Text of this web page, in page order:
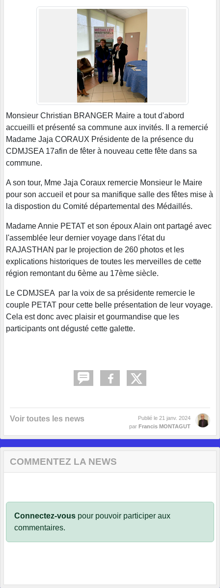
Monsieur Christian BRANGER Maire a tout d'abord
accueilli et présenté sa commune aux invités. Il a remercié
Madame Jaja CORAUX Présidente de la présence du
CDMJSEA 17afin de fêter à nouveau cette fête dans sa
commune.
A son tour, Mme Jaja Coraux remercie Monsieur le Maire
pour son accueil et pour sa manifique salle des fêtes mise à
la dispostion du Comité départemental des Médaillés.
Madame Annie PETAT et son époux Alain ont partagé avec
l'assemblée leur dernier voyage dans l'état du
RAJASTHAN par le projection de 260 photos et les
explications historiques de toutes les merveilles de cette
région remontant du 6ème au 17ème siècle.
Le CDMJSEA par la voix de sa présidente remercie le
couple PETAT pour cette belle présentation de leur voyage.
Cela est donc avec plaisir et gourmandise que les
participants ont dégusté cette galette.
Voir toutes les news Publié le 21 janv. 2024
par Francis MONTAGUT
COMMENTEZ LA NEWS
Connectez-vous pour pouvoir participer aux
commentaires.